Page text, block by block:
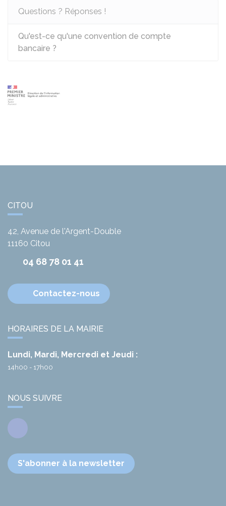
Questions ? Réponses !
Qu'est-ce qu'une convention de compte
bancaire ?
CITOU
42, Avenue de l'Argent-Double
11160 Citou
04 68 78 01 41
Contactez-nous
HORAIRES DE LA MAIRIE
Lundi, Mardi, Mercredi et Jeudi :
14h00 - 17h00
NOUS SUIVRE
Facebook
S'abonner à la newsletter